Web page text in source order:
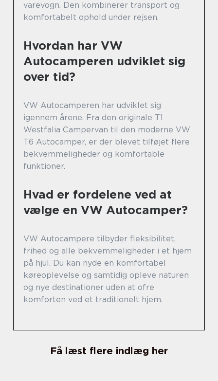
varevogn. Den kombinerer transport og
komfortabelt ophold under rejsen.
Hvordan har VW
Autocamperen udviklet sig
over tid?
VW Autocamperen har udviklet sig
igennem årene. Fra den originale T1
Westfalia Campervan til den moderne VW
T6 Autocamper, er der blevet tilføjet flere
bekvemmeligheder og komfortable
funktioner.
Hvad er fordelene ved at
vælge en VW Autocamper?
VW Autocampere tilbyder fleksibilitet,
frihed og alle bekvemmeligheder i et hjem
på hjul. Du kan nyde en komfortabel
køreoplevelse og samtidig opleve naturen
og nye destinationer uden at ofre
komforten ved et traditionelt hjem.
Få læst flere indlæg her